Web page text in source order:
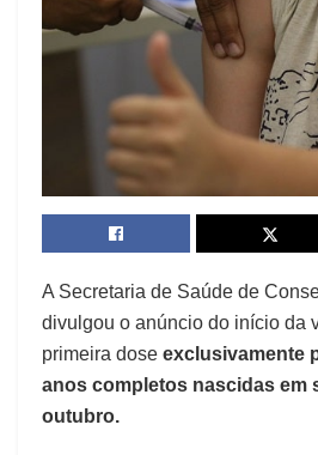
A Secretaria de Saúde de
divulgou o anúncio do início da
primeira dose exclusivamente
anos completos nascidas em
outubro.